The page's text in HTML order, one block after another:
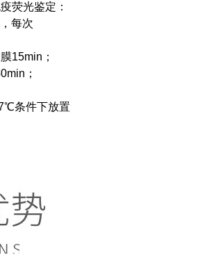
荧光鉴定：
每次
15min；
；
条件下放置